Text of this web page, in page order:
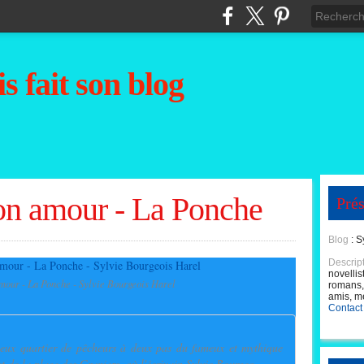
fait son blog
amour - La Ponche
- La Ponche - Sylvie Bourgeois Harel
quartier de pêcheurs à deux pas du fameux et mythique
Blog :
amis,
Contact